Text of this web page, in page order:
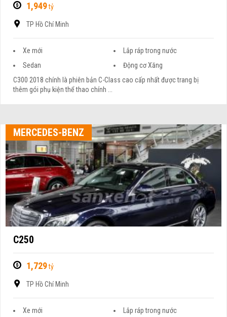
1,949tỷ
TP Hồ Chí Minh
Xe mới
Lắp ráp trong nước
Sedan
Động cơ Xăng
C300 2018 chính là phiên bản C-Class cao cấp nhất được trang bị
thêm gói phụ kiện thể thao chính ...
MERCEDES-BENZ
C250
1,729tỷ
TP Hồ Chí Minh
Xe mới
Lắp ráp trong nước